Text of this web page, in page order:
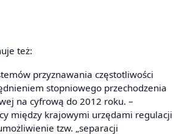
też:
przyznawania częstotliwości
stopniowego przechodzenia
na cyfrową do 2012 roku. –
między krajowymi urzędami regulacji
tzw. „separacji